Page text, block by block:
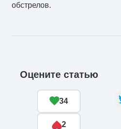
обстрелов.
Оцените статью
34
2